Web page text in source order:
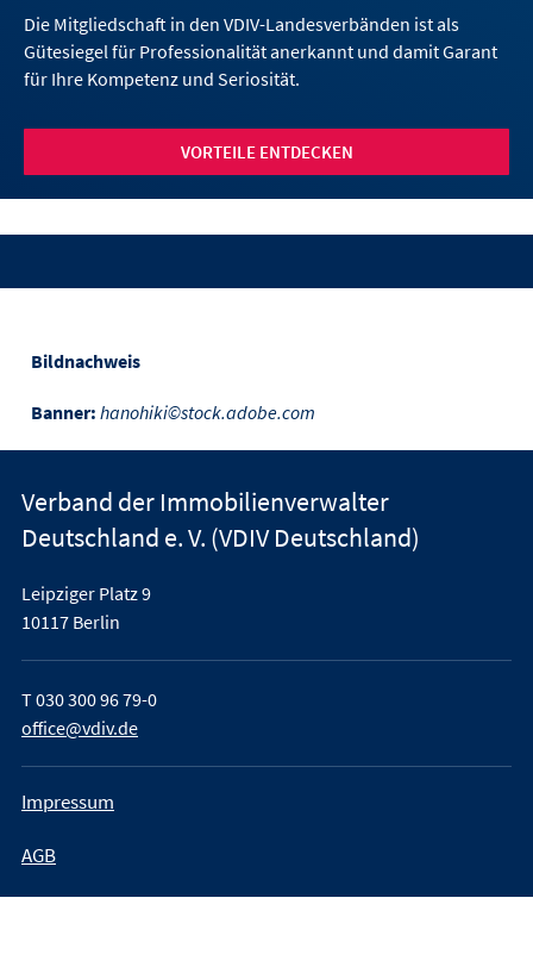
Die Mitgliedschaft in den VDIV-Landesverbänden ist als
Gütesiegel für Professionalität anerkannt und damit Garant
für Ihre Kompetenz und Seriosität.
VORTEILE ENTDECKEN
Bildnachweis
Banner: hanohiki©stock.adobe.com
Verband der Immobilienverwalter
Deutschland e. V. (VDIV Deutschland)
Leipziger Platz 9
10117 Berlin
T030 300 96 79-0
office@vdiv.de
Impressum
AGB